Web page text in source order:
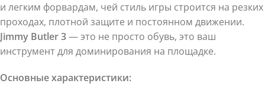
и легким форвардам, чей стиль игры строится на резких
проходах, плотной защите и постоянном движении.
Jimmy Butler 3— это не просто обувь, это ваш
инструмент для доминирования на площадке.
Основные характеристики: